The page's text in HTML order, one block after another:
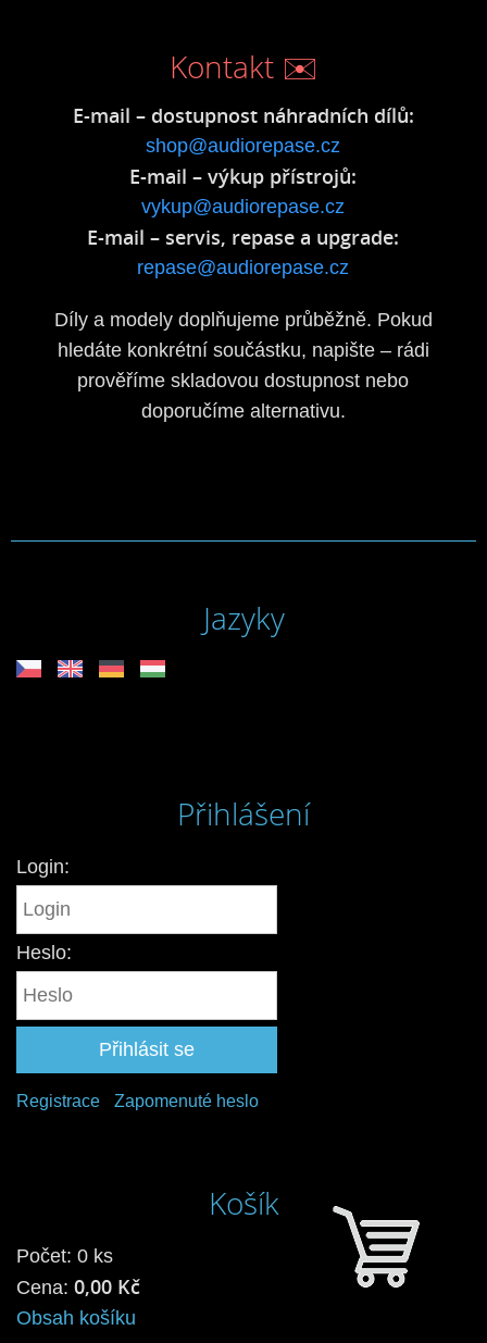
Kontakt ✉️
E-mail – dostupnost náhradních dílů:
shop@audiorepase.cz
E-mail – výkup přístrojů:
vykup@audiorepase.cz
E-mail – servis, repase a upgrade:
repase@audiorepase.cz
Díly a modely doplňujeme průběžně. Pokud
hledáte konkrétní součástku, napište – rádi
prověříme skladovou dostupnost nebo
doporučíme alternativu.
Jazyky
Přihlášení
Login:
Heslo:
Registrace Zapomenuté heslo
Košík
Počet: 0 ks
Cena: 0,00 Kč
Obsah košíku